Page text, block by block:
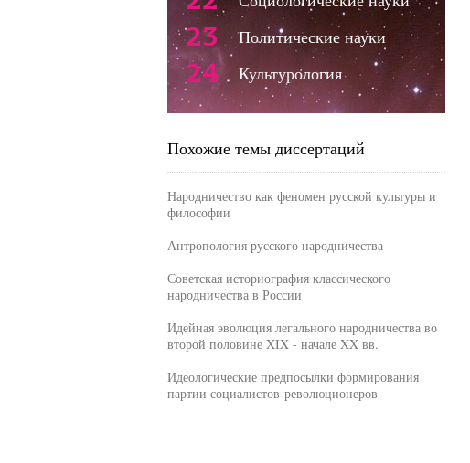
23 Политические науки
24 Культурология
Похожие темы диссертаций
Народничество как феномен русской культуры и
философии
Антропология русского народничества
Советская историография классического
народничества в России
Идейная эволюция легального народничества во
второй половине XIX - начале XX вв.
Идеологические предпосылки формирования
партии социалистов-революционеров